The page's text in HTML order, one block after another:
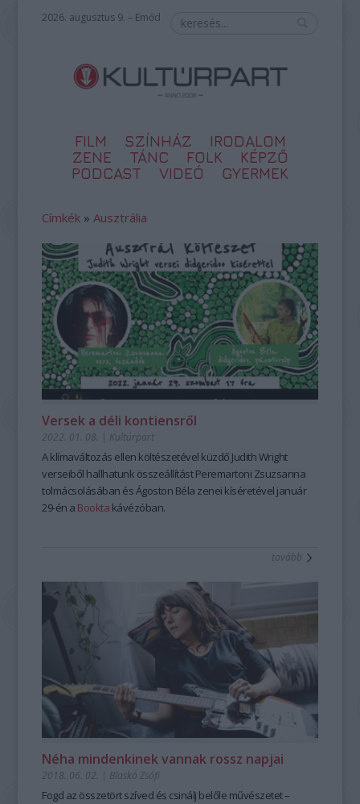
2026. augusztus 9. – Emőd
FILM SZÍNHÁZ
IRODALOM
ZENE
TÁNC FOLK
KÉPZŐ
PODCAST
VIDEÓ GYERMEK
Címkék »Ausztrália
Versek a déli kontiensről
2022. 01. 08. | Kultúrpart
A klímaváltozás ellen költészetével küzdő Judith Wright
verseiből hallhatunk összeállítást Peremartoni Zsuzsanna
tolmácsolásában és Ágoston Béla zenei kíséretével január
29-én a Bookta kávézóban.
tovább
Néha mindenkinek vannak rossz napjai
2018. 06. 02. | Blaskó Zsófi
Fogd az összetört szíved és csinálj belőle művészetet –